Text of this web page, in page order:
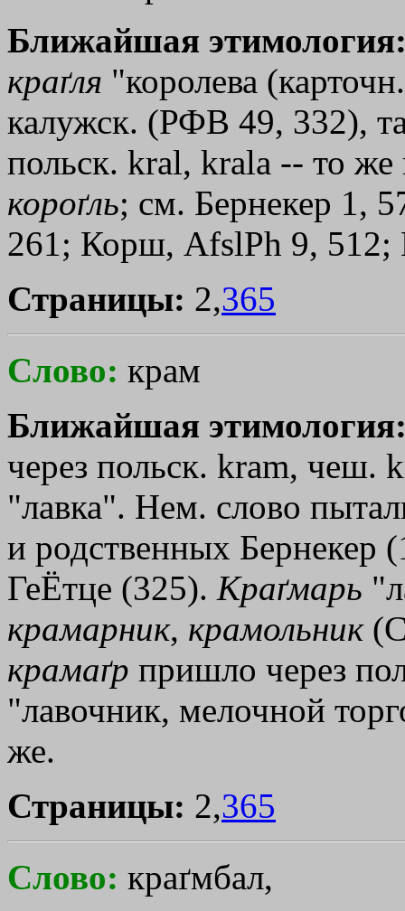
Ближайшая
краґля "королева
калужск. (РФВ 49, 332),
польск. kral, krala -- то же
короґль; см. Бернекер 1,
261; Корш, AfslPh 9,
Страницы: 2,365
Слово: крам
Ближайшая
через польск. kram, чеш.
"лавка". Нем. слово
и родственных
ГеЁтце (325). Краґмарь
крамарник, крамольник
крамаґр пришло через
"лавочник, мелочной
же.
Страницы: 2,365
Слово: краґмбал,